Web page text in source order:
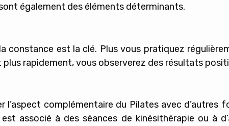
également des éléments déterminants.
constance est la clé. Plus vous pratiquez
plus rapidement, vous observerez des résultats
l’aspect complémentaire du Pilates avec d’autres
associé à des séances de kinésithérapie ou à